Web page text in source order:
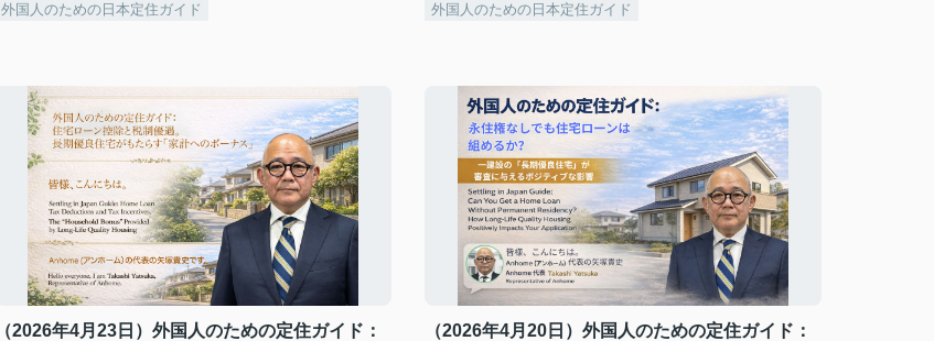
外国人のための日本定住ガイド 外国人のための日本定住ガイド
（2026年4月23日）外国人のための定住ガイド：
（2026年4月20日）外国人のための定住ガイド：